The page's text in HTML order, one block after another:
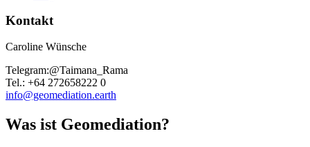
Kontakt
Caroline Wünsche
Telegram:@Taimana_Rama
Tel.: +64 272658222 0
info@geomediation.earth
Was ist Geomediation?